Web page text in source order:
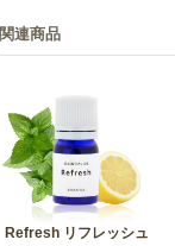
関連商品
Refresh リフレッシュ